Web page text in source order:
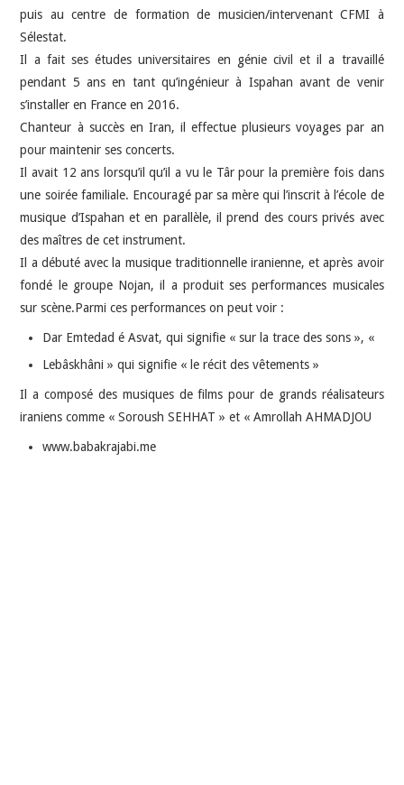
puis au centre de formation de musicien/intervenant CFMI à
Sélestat.
Il a fait ses études universitaires en génie civil et il a travaillé
pendant 5 ans en tant qu’ingénieur à Ispahan avant de venir
s’installer en France en 2016.
Chanteur à succès en Iran, il effectue plusieurs voyages par an
pour maintenir ses concerts.
Il avait 12 ans lorsqu’il qu’il a vu le Târ pour la première fois dans
une soirée familiale. Encouragé par sa mère qui l’inscrit à l’école de
musique d’Ispahan et en parallèle, il prend des cours privés avec
des maîtres de cet instrument.
Il a débuté avec la musique traditionnelle iranienne, et après avoir
fondé le groupe Nojan, il a produit ses performances musicales
sur scène.Parmi ces performances on peut voir :
Dar Emtedad é Asvat, qui signifie « sur la trace des sons », «
Lebâskhâni » qui signifie « le récit des vêtements »
Il a composé des musiques de films pour de grands réalisateurs
iraniens comme « Soroush SEHHAT » et « Amrollah AHMADJOU
www.babakrajabi.me